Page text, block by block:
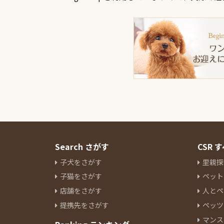
Search さがす
子犬をさがす
子猫をさがす
店舗をさがす
提携先をさがす
CSR
里親
ペッ
人と
ペッ
マン